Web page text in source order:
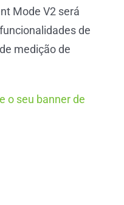
Mode V2 será
de
medição de
o seu banner de